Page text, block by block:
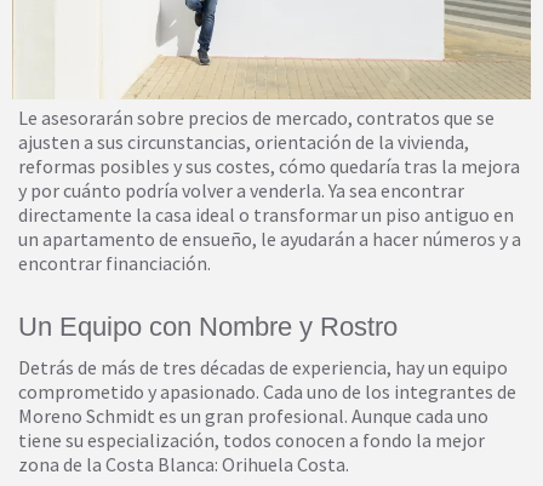
Le asesorarán sobre precios de mercado, contratos que se
ajusten a sus circunstancias, orientación de la vivienda,
reformas posibles y sus costes, cómo quedaría tras la mejora
y por cuánto podría volver a venderla. Ya sea encontrar
directamente la casa ideal o transformar un piso antiguo en
un apartamento de ensueño, le ayudarán a hacer números y a
encontrar financiación.
Un Equipo con Nombre y Rostro
Detrás de más de tres décadas de experiencia, hay un equipo
comprometido y apasionado. Cada uno de los integrantes de
Moreno Schmidt es un gran profesional. Aunque cada uno
tiene su especialización, todos conocen a fondo la mejor
zona de la Costa Blanca: Orihuela Costa.